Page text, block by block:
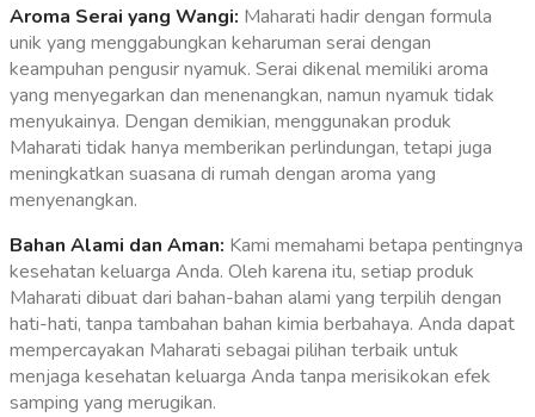
Aroma Serai yang Wangi: Maharati hadir dengan formula
unik yang menggabungkan keharuman serai dengan
keampuhan pengusir nyamuk. Serai dikenal memiliki aroma
yang menyegarkan dan menenangkan, namun nyamuk tidak
menyukainya. Dengan demikian, menggunakan produk
Maharati tidak hanya memberikan perlindungan, tetapi juga
meningkatkan suasana di rumah dengan aroma yang
menyenangkan.
Bahan Alami dan Aman: Kami memahami betapa pentingnya
kesehatan keluarga Anda. Oleh karena itu, setiap produk
Maharati dibuat dari bahan-bahan alami yang terpilih dengan
hati-hati, tanpa tambahan bahan kimia berbahaya. Anda dapat
mempercayakan Maharati sebagai pilihan terbaik untuk
menjaga kesehatan keluarga Anda tanpa merisikokan efek
samping yang merugikan.